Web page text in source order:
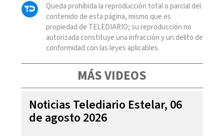
Queda prohibida la reproducción total o parcial del
contenido de esta página, mismo que es
propiedad de TELEDIARIO; su reproducción no
autorizada constituye una infracción y un delito de
conformidad con las leyes aplicables.
MÁS VIDEOS
Noticias Telediario Estelar, 06
de agosto 2026